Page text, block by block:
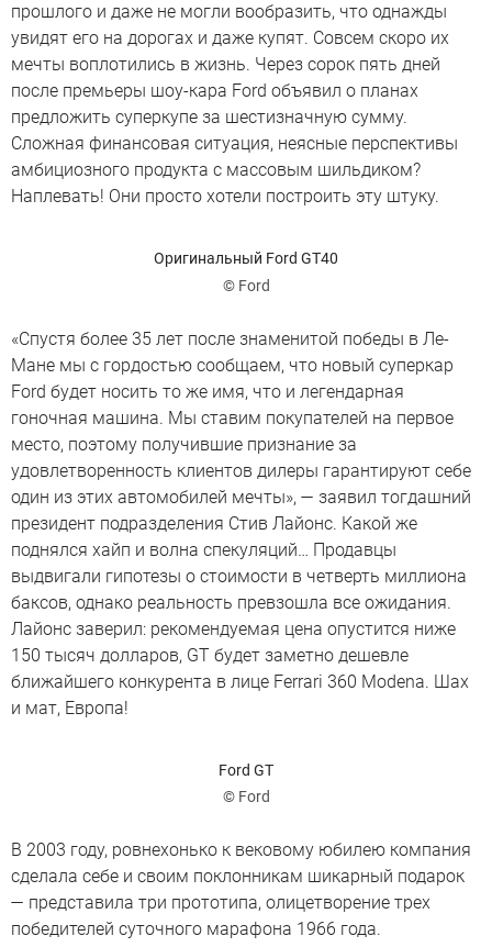
прошлого и даже не могли вообразить, что однажды
увидят его на дорогах и даже купят. Совсем скоро их
мечты воплотились в жизнь. Через сорок пять дней
после премьеры шоу-кара Ford объявил о планах
предложить суперкупе за шестизначную сумму.
Сложная финансовая ситуация, неясные перспективы
амбициозного продукта с массовым шильдиком?
Наплевать! Они просто хотели построить эту штуку.
Оригинальный Ford GT40
© Ford
«Спустя более 35 лет после знаменитой победы в Ле-
Мане мы с гордостью сообщаем, что новый суперкар
Ford будет носить то же имя, что и легендарная
гоночная машина. Мы ставим покупателей на первое
место, поэтому получившие признание за
удовлетворенность клиентов дилеры гарантируют себе
один из этих автомобилей мечты», — заявил тогдашний
президент подразделения Стив Лайонс. Какой же
поднялся хайп и волна спекуляций… Продавцы
выдвигали гипотезы о стоимости в четверть миллиона
баксов, однако реальность превзошла все ожидания.
Лайонс заверил: рекомендуемая цена опустится ниже
150 тысяч долларов, GT будет заметно дешевле
ближайшего конкурента в лице Ferrari 360 Modena. Шах
и мат, Европа!
Ford GT
© Ford
В 2003 году, ровнехонько к вековому юбилею компания
сделала себе и своим поклонникам шикарный подарок
— представила три прототипа, олицетворение трех
победителей суточного марафона 1966 года.